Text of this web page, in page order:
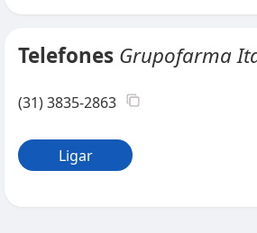
Telefones Grupofarma
(31) 3835-2863
Ligar